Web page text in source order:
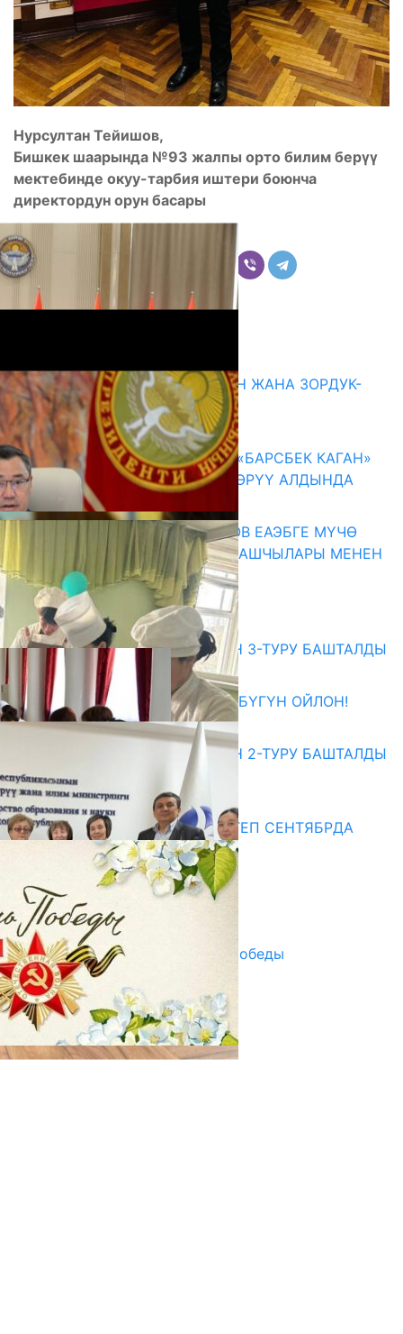
Нурсултан Тейишов,
Бишкек шаарында №93 жалпы орто билим берүү
мектебинде окуу-тарбия иштери боюнча
директордун орун басары
Комментарийлер
ГЕНДЕРДИК БАСМЫРЛООДОН ЖАНА ЗОРДУК-
ЗОМБУЛУКТАН КОРГОО
07.08.2026
КЫРГЫЗ ТАРЫХЫ ТАСМАДА: «БАРСБЕК КАГАН»
КӨРКӨМ ТАСМАСЫ ЖАРЫК КӨРҮҮ АЛДЫНДА
07.08.2026
ПРЕЗИДЕНТ САДЫР ЖАПАРОВ ЕАЭБГЕ МҮЧӨ
МАМЛЕКЕТТЕРДИН ӨКМӨТ БАШЧЫЛАРЫ МЕНЕН
ЖОЛУГУШТУ
07.08.2026
Абитуриент
ЖОЖДОРГО КАБЫЛ АЛУУНУН 3-ТУРУ БАШТАЛДЫ
27.07.2026
ӨЗҮҢДҮН КЕЛЕЧЕГИҢ ҮЧҮН БҮГҮН ОЙЛОН!
20.07.2026
ЖОЖДОРГО КАБЫЛ АЛУУНУН 2-ТУРУ БАШТАЛДЫ
20.07.2026
Медиа
СУЗАКТА 750 ОРУНДУУ МЕКТЕП СЕНТЯБРДА
ПАЙДАЛАНУУГА БЕРИЛЕТ
07.08.2025
Улуу Жеңиштин жандуу сөзү
29.04.2025
Награды в преддверии Дня Победы
29.04.2025